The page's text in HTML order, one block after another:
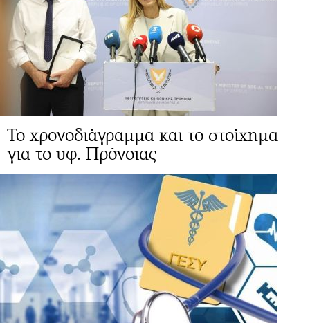
Το χρονοδιάγραμμα και το στοίχημα
για το υφ. Πρόνοιας